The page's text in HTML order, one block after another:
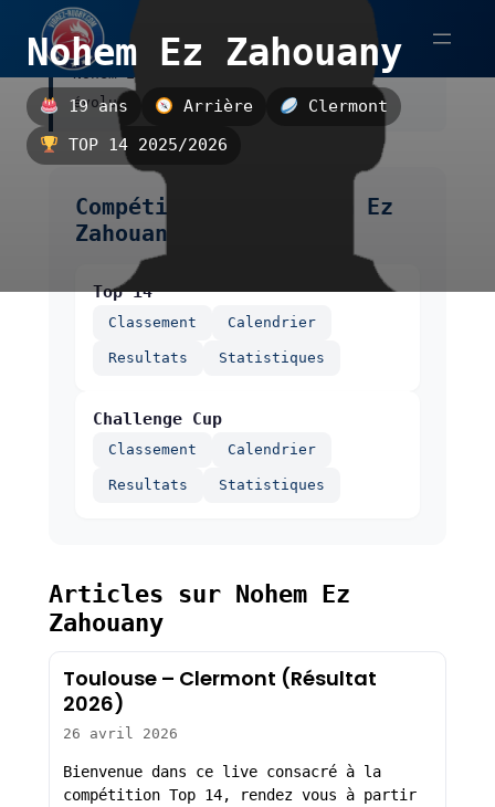
Aller
contenu
Nohem Ez Zahouany
19 ans Arrière
Clermont
TOP 14 2025/2026
Nohem Ez Zahouany est un arrière,
évoluant à Clermont.
Compétitions de Nohem Ez
Zahouany
Top 14
Classement Calendrier
Resultats Statistiques
Challenge Cup
Classement Calendrier
Resultats Statistiques
Articles sur Nohem Ez
Zahouany
Toulouse – Clermont (Résultat
2026)
26 avril 2026
Bienvenue dans ce live consacré à la
compétition Top 14, rendez vous à partir